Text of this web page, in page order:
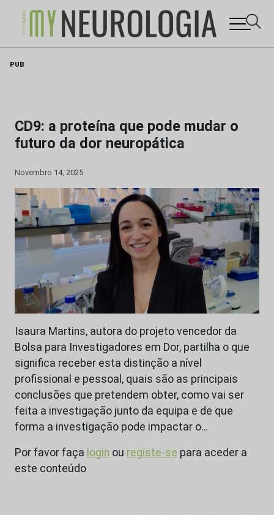
PUB
CD9: a proteína que pode mudar o
futuro da dor neuropática
Novembro 14, 2025
Isaura Martins, autora do projeto vencedor da
Bolsa para Investigadores em Dor, partilha o que
significa receber esta distinção a nível
profissional e pessoal, quais são as principais
conclusões que pretendem obter, como vai ser
feita a investigação junto da equipa e de que
forma a investigação pode impactar o…
Por favor faça login ou registe-se para aceder a
este conteúdo